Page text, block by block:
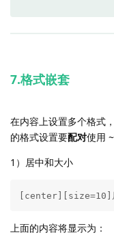
7.格式嵌套
在内容上设置多个格式，
的格式设置要配对使用 ~
1）居中和大小
[center][size=10]
上面的内容将显示为：